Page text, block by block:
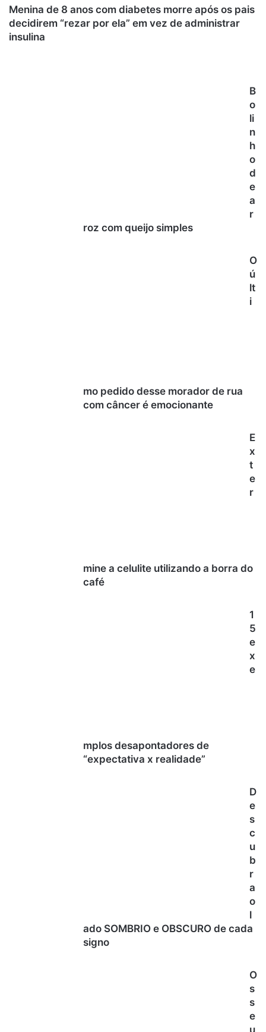
Menina de 8 anos com diabetes morre após os pais
decidirem “rezar por ela” em vez de administrar
insulina
B
o
li
n
h
o
d
e
a
r
roz com queijo simples
O
ú
lt
i
mo pedido desse morador de rua
com câncer é emocionante
E
x
t
e
r
mine a celulite utilizando a borra do
café
1
5
e
x
e
mplos desapontadores de
“expectativa x realidade”
D
e
s
c
u
b
r
a
o
l
ado SOMBRIO e OBSCURO de cada
signo
O
s
s
e
u